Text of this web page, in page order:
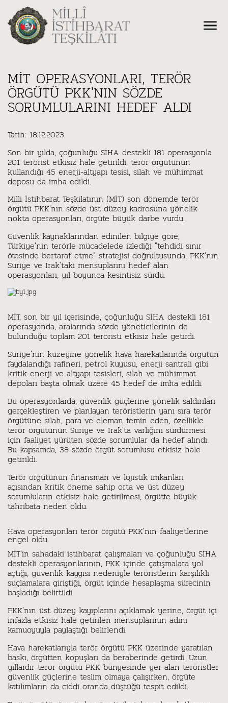
MİT OPERASYONLARI, TERÖR
ÖRGÜTÜ PKK'NIN SÖZDE
SORUMLULARINI HEDEF ALDI
Tarih: 18.12.2023
Son bir yılda, çoğunluğu SİHA destekli 181 operasyonla
201 terörist etkisiz hale getirildi, terör örgütünün
kullandığı 45 enerji-altyapı tesisi, silah ve mühimmat
deposu da imha edildi.
Milli İstihbarat Teşkilatının (MİT) son dönemde terör
örgütü PKK'nın sözde üst düzey kadrosuna yönelik
nokta operasyonları, örgüte büyük darbe vurdu.
Güvenlik kaynaklarından edinilen bilgiye göre,
Türkiye'nin terörle mücadelede izlediği "tehdidi sınır
ötesinde bertaraf etme" stratejisi doğrultusunda, PKK'nın
Suriye ve Irak'taki mensuplarını hedef alan
operasyonları, yıl boyunca kesintisiz sürdü.
MİT, son bir yıl içerisinde, çoğunluğu SİHA destekli 181
operasyonda, aralarında sözde yöneticilerinin de
bulunduğu toplam 201 teröristi etkisiz hale getirdi.
Suriye'nin kuzeyine yönelik hava harekatlarında örgütün
faydalandığı rafineri, petrol kuyusu, enerji santrali gibi
kritik enerji ve altyapı tesisleri, silah ve mühimmat
depoları başta olmak üzere 45 hedef de imha edildi.
Bu operasyonlarda, güvenlik güçlerine yönelik saldırıları
gerçekleştiren ve planlayan teröristlerin yanı sıra terör
örgütüne silah, para ve eleman temin eden, özellikle
terör örgütünün Suriye ve Irak'ta varlığını sürdürmesi
için faaliyet yürüten sözde sorumlular da hedef alındı.
Bu kapsamda, 38 sözde örgüt sorumlusu etkisiz hale
getirildi.
Terör örgütünün finansman ve lojistik imkanları
açısından kritik öneme sahip orta ve üst düzey
sorumluların etkisiz hale getirilmesi, örgütte büyük
tahribata neden oldu.
Hava operasyonları terör örgütü PKK'nın faaliyetlerine
engel oldu
MİT'in sahadaki istihbarat çalışmaları ve çoğunluğu SİHA
destekli operasyonlarının, PKK içinde çatışmalara yol
açtığı, güvenlik kaygısı nedeniyle teröristlerin karşılıklı
suçlamalara giriştiği, örgüt içinde hesaplaşma sürecinin
başladığı belirtildi.
PKK'nın üst düzey kayıplarını açıklamak yerine, örgüt içi
infazla etkisiz hale getirilen mensuplarının adını
kamuoyuyla paylaştığı belirlendi.
Hava harekatlarıyla terör örgütü PKK üzerinde yaratılan
baskı, örgütten kopuşları da beraberinde getirdi. Uzun
yıllardır terör örgütü PKK bünyesinde yer alan teröristler
güvenlik güçlerine teslim olmaya çalışırken, örgüte
katılımların da ciddi oranda düştüğü tespit edildi.